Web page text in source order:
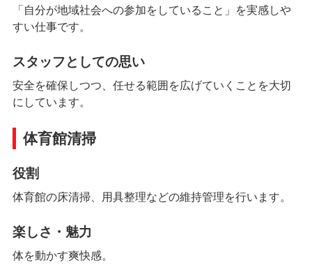
「自分が地域社会への参加をしていること」を実感しや
すい仕事です。
スタッフとしての思い
安全を確保しつつ、任せる範囲を広げていくことを大切
にしています。
体育館清掃
役割
体育館の床清掃、用具整理などの維持管理を行います。
楽しさ・魅力
体を動かす爽快感。